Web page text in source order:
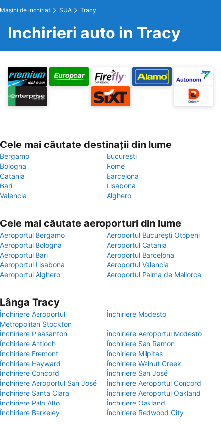
Maşini de inchiriat SUA Tracy
Inchirieri auto in Tracy
Cele mai căutate destinații din lume
Bergamo
București
Bologna
Rome
Catania
Barcelona
Bari
Lisabona
Valencia
Alghero
Cele mai căutate aeroporturi din lume
Aeroportul Bergamo
Aeroportul București Otopeni
Aeroportul Bologna
Aeroportul Catania
Aeroportul Bari
Aeroportul Barcelona
Aeroportul Lisabona
Aeroportul Valencia
Aeroportul Alghero
Aeroportul Palma de Mallorca
Lânga Tracy
Închiriere Aeroportul
Metropolitan Stockton
Închiriere Modesto
Închiriere Pleasanton
Închiriere Aeroportul Modesto
Închiriere Antioch
Închiriere San Ramon
Închiriere Fremont
Închiriere Milpitas
Închiriere Hayward
Închiriere Walnut Creek
Închiriere Concord
Închiriere San José
Închiriere Aeroportul San José
Închiriere Aeroportul Concord
Închiriere Santa Clara
Închiriere Aeroportul Oakland
Închiriere Palo Alto
Închiriere Oakland
Închiriere Berkeley
Închiriere Redwood City